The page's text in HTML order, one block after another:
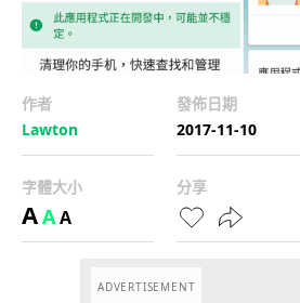
作者
Lawton
發佈日期
2017-11-10
字體大小
AAA
分享
ADVERTISEMENT